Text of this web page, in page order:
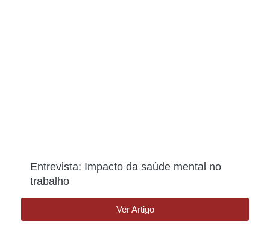
Entrevista: Impacto da saúde mental no
trabalho
Ver Artigo